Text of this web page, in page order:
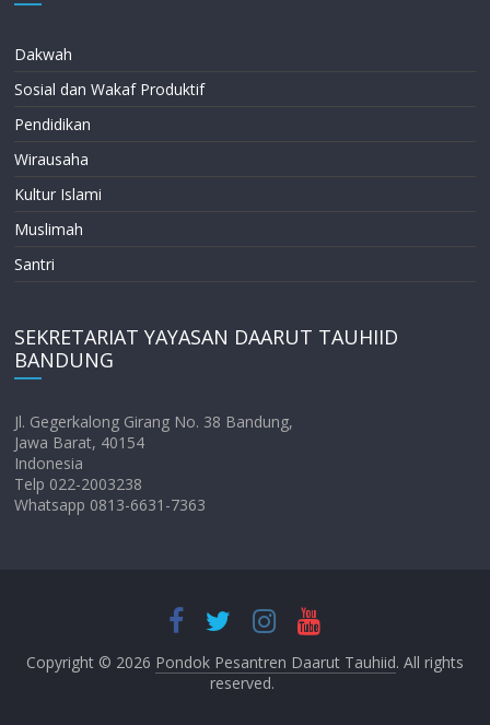
Dakwah
Sosial dan Wakaf Produktif
Pendidikan
Wirausaha
Kultur Islami
Muslimah
Santri
SEKRETARIAT YAYASAN DAARUT TAUHIID
BANDUNG
Jl. Gegerkalong Girang No. 38 Bandung,
Jawa Barat, 40154
Indonesia
Telp 022-2003238
Whatsapp 0813-6631-7363
Copyright © 2026 Pondok Pesantren Daarut Tauhiid. All rights
reserved.